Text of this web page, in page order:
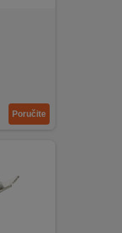
Poručite